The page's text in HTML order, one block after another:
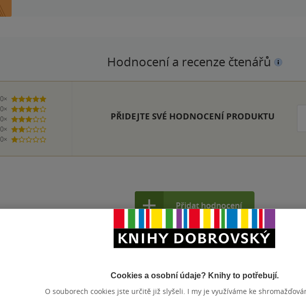
Hodnocení a recenze čtenářů
0×
5 hvězdiček
0×
4 hvězdičky
0×
3 hvězdičky
0×
2 hvězdičky
0×
1 hvezdička
PŘIDEJTE SVÉ HODNOCENÍ PRODUKTU
Přidat hodnocení
Cookies a osobní údaje? Knihy to potřebují.
O souborech cookies jste určitě již slyšeli. I my je využíváme ke